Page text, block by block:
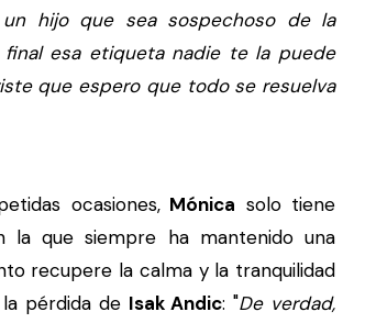
un hijo que sea sospechoso de la
esa etiqueta nadie te la puede
que espero que todo se resuelva
ocasiones,Mónica solo tiene
la que siempre ha mantenido una
recupere la calma y la tranquilidad
pérdida de Isak Andic: "De verdad,